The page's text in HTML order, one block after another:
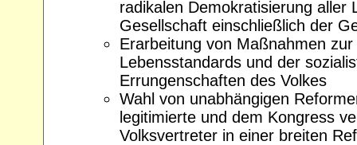
radikalen Demokratisierung aller
Gesellschaft einschließlich der
Erarbeitung von Maßnahmen
Lebensstandards und der
Errungenschaften des Volkes
Wahl von unabhängigen
legitimierte und dem Kongress
Volksvertreter in einer breiten